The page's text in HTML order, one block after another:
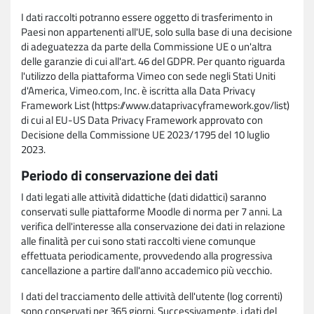
I dati raccolti potranno essere oggetto di trasferimento in
Paesi non appartenenti all'UE, solo sulla base di una decisione
di adeguatezza da parte della Commissione UE o un'altra
delle garanzie di cui all'art. 46 del GDPR. Per quanto riguarda
l'utilizzo della piattaforma Vimeo con sede negli Stati Uniti
d'America, Vimeo.com, Inc. è iscritta alla Data Privacy
Framework List (https://www.dataprivacyframework.gov/list)
di cui al EU-US Data Privacy Framework approvato con
Decisione della Commissione UE 2023/1795 del 10 luglio
2023.
Periodo di conservazione dei dati
I dati legati alle attività didattiche (dati didattici) saranno
conservati sulle piattaforme Moodle di norma per 7 anni. La
verifica dell'interesse alla conservazione dei dati in relazione
alle finalità per cui sono stati raccolti viene comunque
effettuata periodicamente, provvedendo alla progressiva
cancellazione a partire dall'anno accademico più vecchio.
I dati del tracciamento delle attività dell'utente (log correnti)
sono conservati per 365 giorni. Successivamente, i dati del